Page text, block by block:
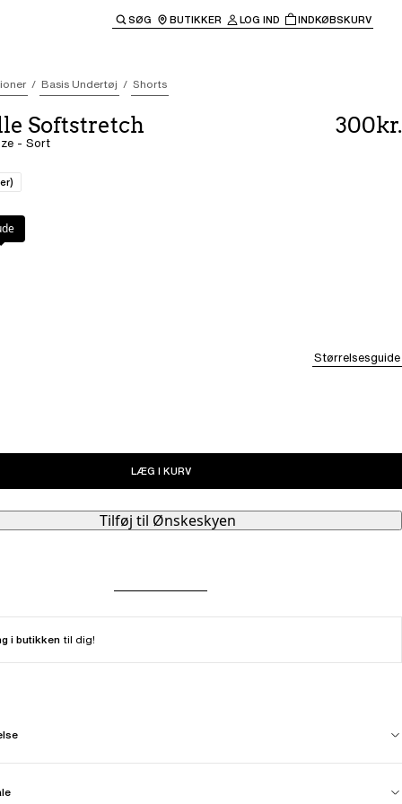
hovednavigationen.
SØG BUTIKKER LOG IND INDKØBSKURV
Basis Undertøj Shorts
Softstretch
- Sort
300kr.
Størrelsesguide
LÆG I KURV
Tilføj til Ønskeskyen
i butikken til dig!